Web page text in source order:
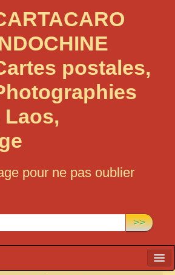
postales,
Laos,
pour ne pas oublier
>>